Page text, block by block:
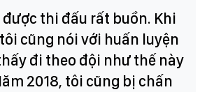
thi đấu rất buồn. Khi
cũng nói với huấn luyện
đi theo đội như thế này
2018, tôi cũng bị chấn